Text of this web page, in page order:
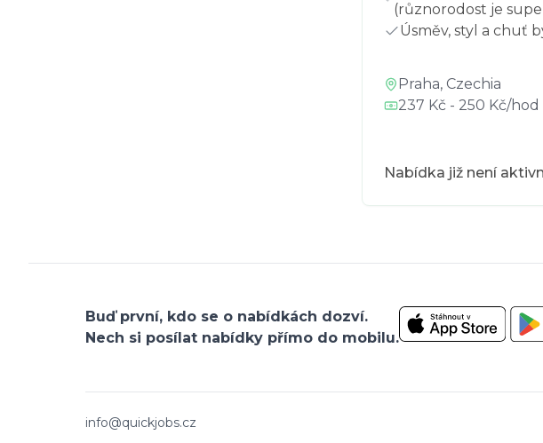
(různorodost je
Úsměv, styl a chuť
Praha, Czechia
237 Kč - 250 Kč/hod
Nabídka již není
Buď první, kdo se o nabídkách dozví.
Nech si posílat nabídky přímo do mobilu.
info@quickjobs.cz